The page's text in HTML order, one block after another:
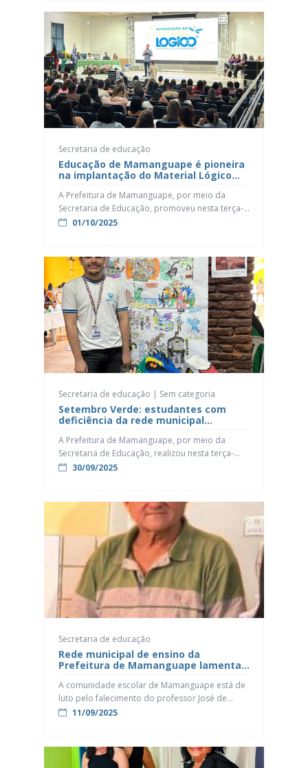
Cavalcante, conquistou o primeiro lugar com um
conto que aborda a importância da saúde e da
segurança no ambiente escolar. […]
Secretaria de educação
Educação de Mamanguape é pioneira
na implantação do Material Lógico
A Prefeitura de Mamanguape, por meio da
Secretaria de Educação, promoveu nesta terça-
feira (30) a formação pedagógica do Material
municipal. A iniciativa tem como objetivo
estimular o raciocínio lógico nas crianças e
contribuir para o fortalecimento do
aprendizado. A formação aconteceu […]
01/10/2025
Secretaria de educação | Sem categoria
Setembro Verde: estudantes com
deficiência da rede municipal
inclusão
A Prefeitura de Mamanguape, por meio da
Secretaria de Educação, realizou nesta terça-
feira (30) um evento em alusão ao Setembro
campanha simboliza a importância da inclusão e
do respeito aos direitos das pessoas com
deficiência. Realizado no Centro […]
30/09/2025
Secretaria de educação
Rede municipal de ensino da
Prefeitura de Mamanguape lamenta
Silva
A comunidade escolar de Mamanguape está de
luto pelo falecimento do professor José de
Arruda Silva, docente efetivo da rede municipal
Francisca Almeida, onde desempenhava um
trabalho reconhecido pelo comprometimento e
11/09/2025